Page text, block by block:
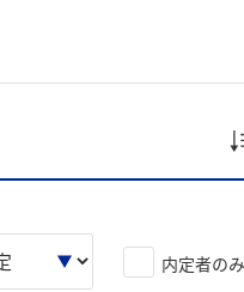
内定者のみ